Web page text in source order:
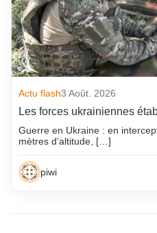
Actu flash3 Août. 2026
Les forces ukrainiennes
Guerre en Ukraine : en
mètres d’altitude, […]
piwi